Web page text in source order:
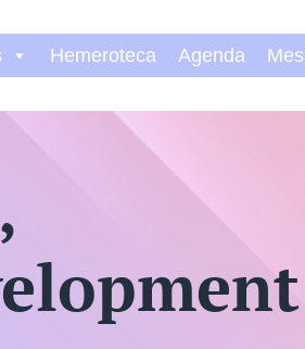
Hemeroteca Agenda